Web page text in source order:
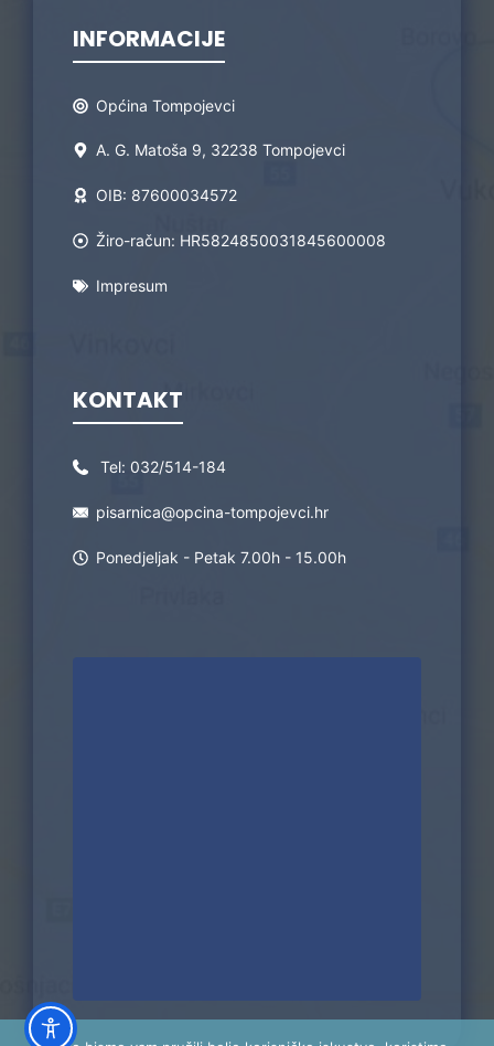
INFORMACIJE
Općina Tompojevci
A. G. Matoša 9, 32238 Tompojevci
OIB: 87600034572
Žiro-račun: HR5824850031845600008
Impresum
KONTAKT
Tel: 032/514-184
pisarnica@opcina-tompojevci.hr
Ponedjeljak - Petak 7.00h - 15.00h